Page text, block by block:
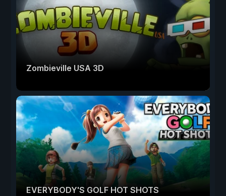
Zombieville USA 3D
EVERYBODY'S GOLF HOT SHOTS